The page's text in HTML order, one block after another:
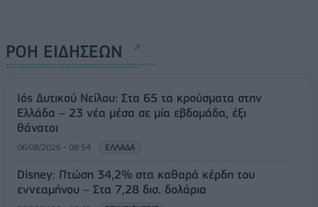
ΡΟΗ ΕΙΔΗΣΕΩΝ
Ιός Δυτικού Νείλου: Στα 65 τα κρούσματα στην
Ελλάδα – 23 νέα μέσα σε μία εβδομάδα, έξι
θάνατοι
06/08/2026 - 08:54 ΕΛΛΑΔΑ
Disney: Πτώση 34,2% στα καθαρά κέρδη του
εννεαμήνου – Στα 7,28 δισ. δολάρια